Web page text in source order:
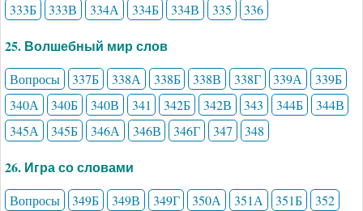
333Б
333В 334А 334Б 334В 335 336
25. Волшебный мир слов
Вопросы 337Б 338А 338Б 338В 338Г 339А
339Б
340А
340Б 340В 341 342Б 342В 343 344Б
344В
345А
345Б 346А 346В 346Г 347 348
26. Игра со словами
Вопросы 349Б 349В 349Г 350А 351А 351Б
352